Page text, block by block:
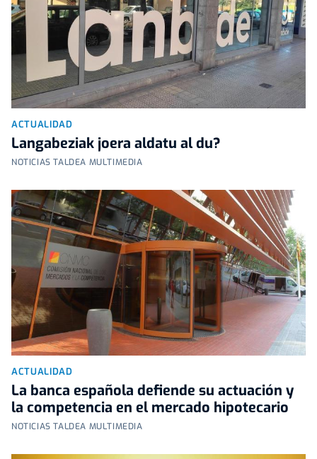
ACTUALIDAD
Langabeziak joera aldatu al du?
NOTICIAS TALDEA MULTIMEDIA
ACTUALIDAD
La banca española defiende su actuación y
la competencia en el mercado hipotecario
NOTICIAS TALDEA MULTIMEDIA